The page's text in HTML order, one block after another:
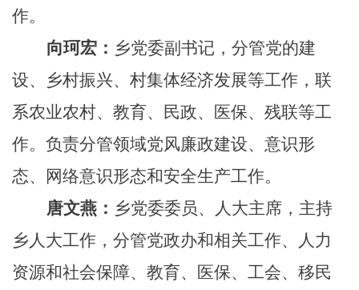
作。
向珂宏： 乡党委副书记，分管党的建
设、乡村振兴、村集体经济发展等工作，联
系农业农村、教育、民政、医保、残联等工
作。负责分管领域党风廉政建设、意识形
态、网络意识形态和安全生产工作。
唐文燕： 乡党委委员、人大主席，主持
乡人大工作，分管党政办和相关工作、人力
资源和社会保障、教育、医保、工会、移民